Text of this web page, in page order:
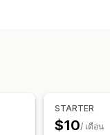
หลายสกุลเงินSTARTER
$10/ เดือน